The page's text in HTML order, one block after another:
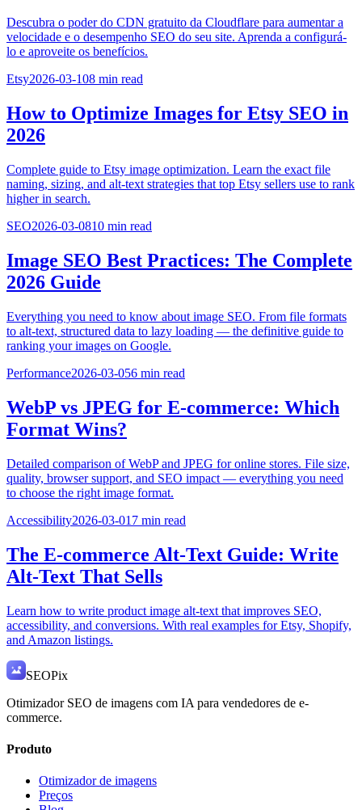
Descubra o poder do CDN gratuito da Cloudflare para aumentar a
velocidade e o desempenho SEO do seu site. Aprenda a configurá-
lo e aproveite os benefícios.
Etsy2026-03-108 min read
How to Optimize Images for Etsy SEO in
2026
Complete guide to Etsy image optimization. Learn the exact file
naming, sizing, and alt-text strategies that top Etsy sellers use to rank
higher in search.
SEO2026-03-0810 min read
Image SEO Best Practices: The Complete
2026 Guide
Everything you need to know about image SEO. From file formats
to alt-text, structured data to lazy loading — the definitive guide to
ranking your images on Google.
Performance2026-03-056 min read
WebP vs JPEG for E-commerce: Which
Format Wins?
Detailed comparison of WebP and JPEG for online stores. File size,
quality, browser support, and SEO impact — everything you need
to choose the right image format.
Accessibility2026-03-01 7 min read
The E-commerce Alt-Text Guide: Write
Alt-Text That Sells
Learn how to write product image alt-text that improves SEO,
accessibility, and conversions. With real examples for Etsy, Shopify,
and Amazon listings.
SEOPix
Otimizador SEO de imagens com IA para vendedores de e-
commerce.
Produto
Otimizador de imagens
Preços